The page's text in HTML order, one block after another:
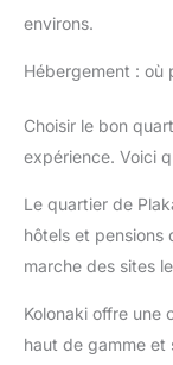
environs.
Hébergement : où
Choisir le bon
expérience. Voici
Le quartier de
hôtels et pensions
marche des sites
Kolonaki offre une
haut de gamme et